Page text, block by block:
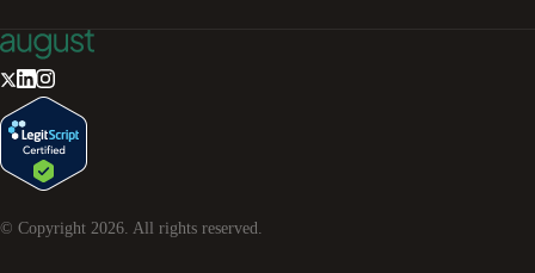
© Copyright 2026. All rights reserved.